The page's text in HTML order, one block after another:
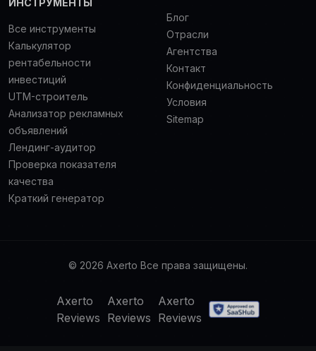
ИНСТРУМЕНТЫ
Все инструменты
Калькулятор
рентабельности
инвестиций
UTM-строитель
Анализатор рекламных
объявлений
Лендинг-аудитор
Проверка показателя
качества
Краткий генератор
Блог
Отрасли
Агентства
Контакт
Конфиденциальность
Условия
Sitemap
© 2026 Axerto Все права защищены.
Axerto
Reviews
Axerto
Reviews
Axerto
Reviews